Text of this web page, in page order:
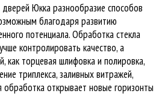
Юкка разнообразие способов
благодаря развитию
потенциала. Обработка стекла
контролировать качество, а
как торцевая шлифовка и полировка,
триплекса, заливных витражей,
обработка открывает новые горизонты